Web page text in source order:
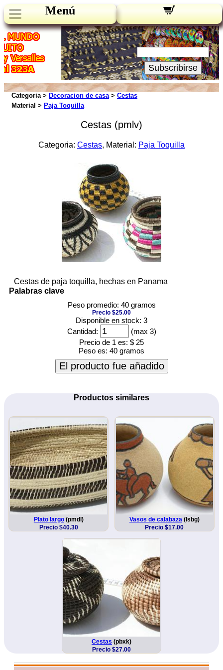
Menú
Novedades:
Su Email:
Subscribirse
Categoria > Decoracion de casa> Cestas
Material > Paja Toquilla
Cestas (pmlv)
Categoria: Cestas, Material: Paja Toquilla
Cestas de paja toquilla, hechas en Panama
Palabras clave
Peso promedio: 40 gramos
Precio $25.00
Disponible en stock: 3
Cantidad:
(max 3)
Precio de 1 es: $ 25
Peso es: 40 gramos
El producto fue añadido
Productos similares
Plato largo(pmdl)
Precio $40.30
Vasos de calabaza(lsbg)
Precio $17.00
Cestas (pbxk)
Precio $27.00